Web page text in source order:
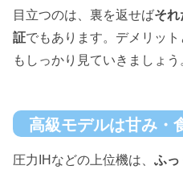
目立つのは、裏を返せばそれ
証でもあります。デメリッ
もしっかり見ていきましょう
高級モデルは甘み・
圧力IHなどの上位機は、 ふっ